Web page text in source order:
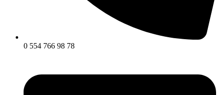
0 554 766 98 78